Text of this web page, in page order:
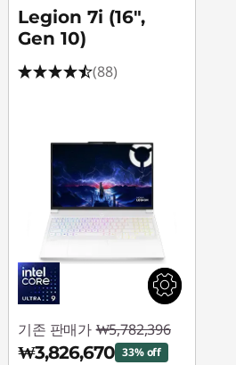
Legion 7i (16",
Gen 10)
(88)
기존 판매가 ₩5,782,396
₩3,826,670 33% off